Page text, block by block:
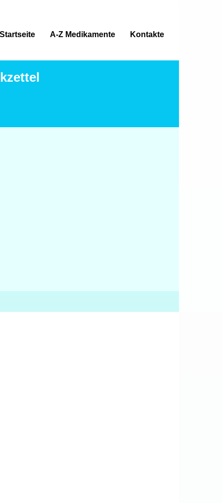
Startseite A-Z Medikamente Kontakte